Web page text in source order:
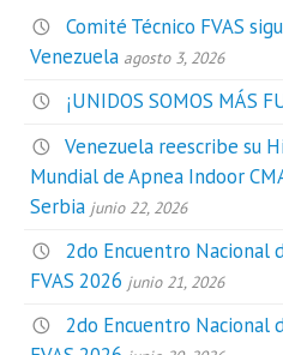
Comité Técnico FVAS
Venezuela agosto 3, 2026
¡UNIDOS SOMOS MÁS
Venezuela reescribe su
Mundial de Apnea Indoor
Serbia junio 22, 2026
2do Encuentro Nacional
FVAS 2026 junio 21, 2026
2do Encuentro Nacional